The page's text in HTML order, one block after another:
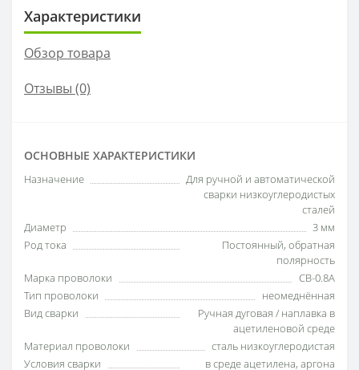
Характеристики
Обзор товара
Отзывы (0)
ОСНОВНЫЕ ХАРАКТЕРИСТИКИ
Назначение
Для ручной и автоматической
сварки низкоуглеродистых
сталей
Диаметр
3 мм
Род тока
Постоянный, обратная
полярность
Марка проволоки
СВ-0.8А
Тип проволоки
неомеднённая
Вид сварки
Ручная дуговая / наплавка в
ацетиленовой среде
Материал проволоки
сталь низкоуглеродистая
Условия сварки
в среде ацетилена, аргона